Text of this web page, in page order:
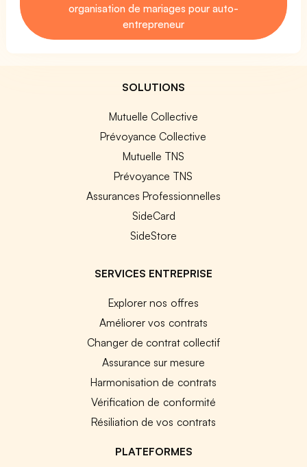
organisation de mariages pour auto-
entrepreneur
SOLUTIONS
Mutuelle Collective
Prévoyance Collective
Mutuelle TNS
Prévoyance TNS
Assurances Professionnelles
SideCard
SideStore
SERVICES ENTREPRISE
Explorer nos offres
Améliorer vos contrats
Changer de contrat collectif
Assurance sur mesure
Harmonisation de contrats
Vérification de conformité
Résiliation de vos contrats
PLATEFORMES